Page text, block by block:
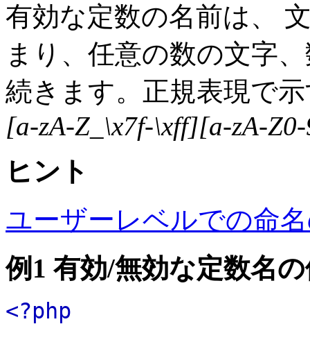
有効な定数の名前は、
まり、任意の数の文字
続きます。正規表現で
[a-zA-Z_\x7f-\xff][a-zA-
ヒント
ユーザーレベルでの命
例1 有効/無効な定数名
<?php